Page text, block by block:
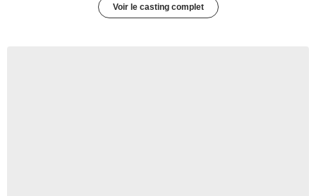
Voir le casting complet